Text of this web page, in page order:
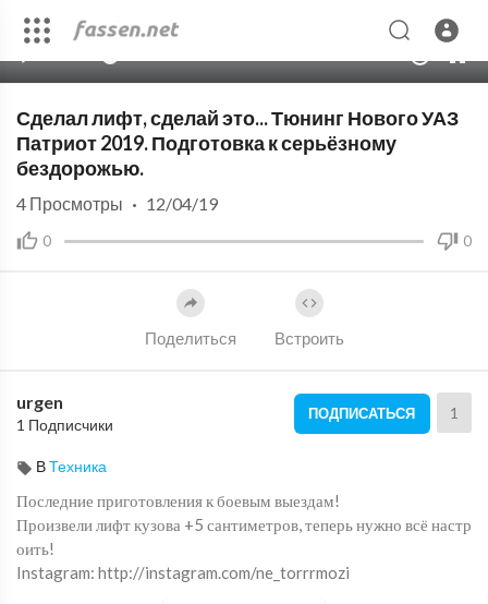
Сделал лифт, сделай это... Тюнинг Нового УАЗ
Патриот 2019. Подготовка к серьёзному
бездорожью.
0 0
4 Просмотры · 12/04/19
Поделиться Встроить
urgen
1 Подписчики
ПОДПИСАТЬСЯ 1
ВТехника
Последние приготовления к боевым выездам!
Произвели лифт кузова +5 сантиметров, теперь нужно всё настр
оить!
Instagram: http://instagram.com/ne_torrrmozi